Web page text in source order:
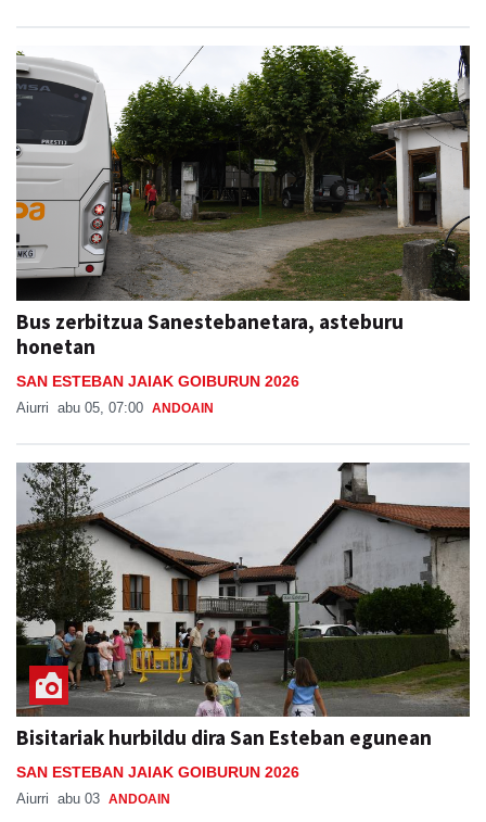
Bus zerbitzua Sanestebanetara, asteburu
honetan
SAN ESTEBAN JAIAK GOIBURUN 2026
Aiurri abu 05, 07:00 ANDOAIN
Bisitariak hurbildu dira San Esteban egunean
SAN ESTEBAN JAIAK GOIBURUN 2026
Aiurri abu 03 ANDOAIN